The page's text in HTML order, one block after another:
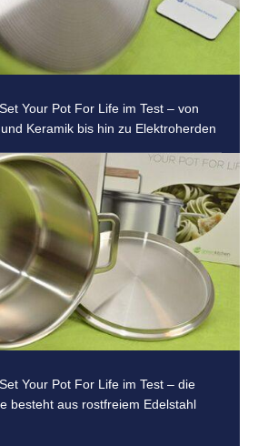
Your Pot For Life im Test – von
Keramik bis hin zu Elektroherden
Your Pot For Life im Test – die
besteht aus rostfreiem Edelstahl